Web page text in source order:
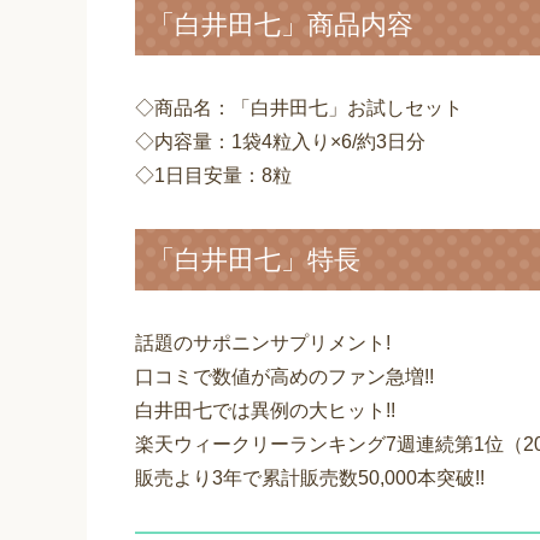
「白井田七」商品内容
◇商品名：「白井田七」お試しセット
◇内容量：1袋4粒入り×6/約3日分
◇1日目安量：8粒
「白井田七」特長
話題のサポニンサプリメント!
口コミで数値が高めのファン急増!!
白井田七では異例の大ヒット!!
楽天ウィークリーランキング7週連続第1位（
販売より3年で累計販売数50,000本突破!!